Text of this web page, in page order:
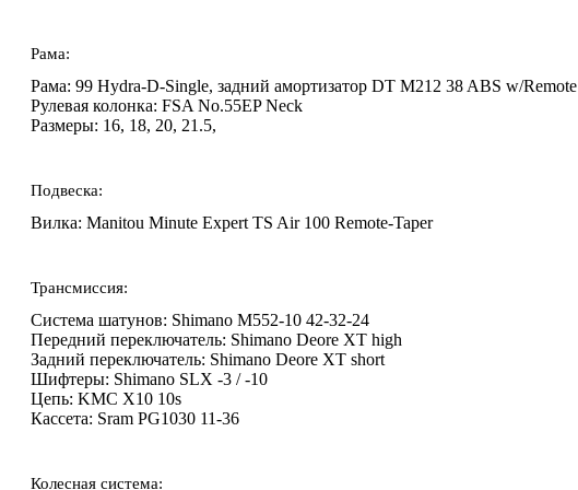
Рама:
Рама: 99 Hydra-D-Single, задний амортизатор DT M212 38 ABS w/Remote
Рулевая колонка: FSA No.55EP Neck
Размеры: 16, 18, 20, 21.5,
Подвеска:
Вилка: Manitou Minute Expert TS Air 100 Remote-Taper
Трансмиссия:
Система шатунов: Shimano M552-10 42-32-24
Передний переключатель: Shimano Deore XT high
Задний переключатель: Shimano Deore XT short
Шифтеры: Shimano SLX -3 / -10
Цепь: KMC X10 10s
Кассета: Sram PG1030 11-36
Колесная система: